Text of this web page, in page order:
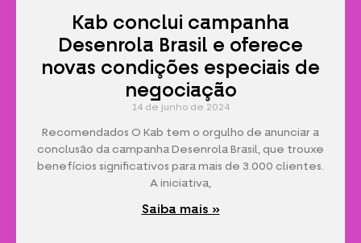
Kab conclui campanha
Desenrola Brasil e oferece
novas condições especiais de
negociação
14 de junho de 2024
Recomendados O Kab tem o orgulho de anunciar a
conclusão da campanha Desenrola Brasil, que trouxe
benefícios significativos para mais de 3.000 clientes.
A iniciativa,
Saiba mais »